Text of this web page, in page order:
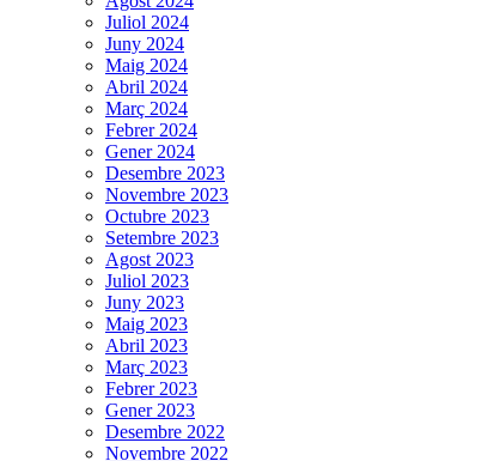
Juliol 2024
Juny 2024
Maig 2024
Abril 2024
Març 2024
Febrer 2024
Gener 2024
Desembre 2023
Novembre 2023
Octubre 2023
Setembre 2023
Agost 2023
Juliol 2023
Juny 2023
Maig 2023
Abril 2023
Març 2023
Febrer 2023
Gener 2023
Desembre 2022
Novembre 2022